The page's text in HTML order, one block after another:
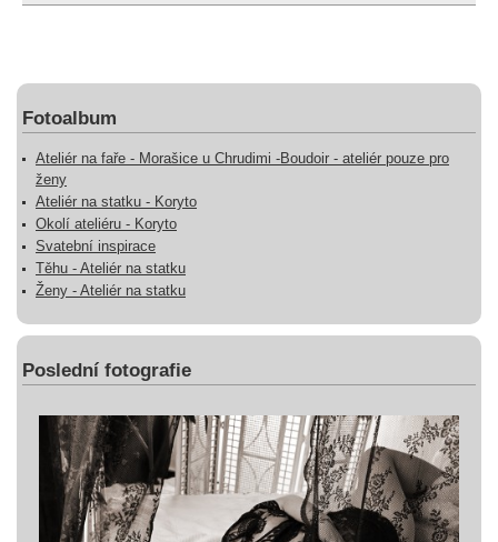
Fotoalbum
Ateliér na faře - Morašice u Chrudimi -Boudoir - ateliér pouze pro
ženy
Ateliér na statku - Koryto
Okolí ateliéru - Koryto
Svatební inspirace
Těhu - Ateliér na statku
Ženy - Ateliér na statku
Poslední fotografie